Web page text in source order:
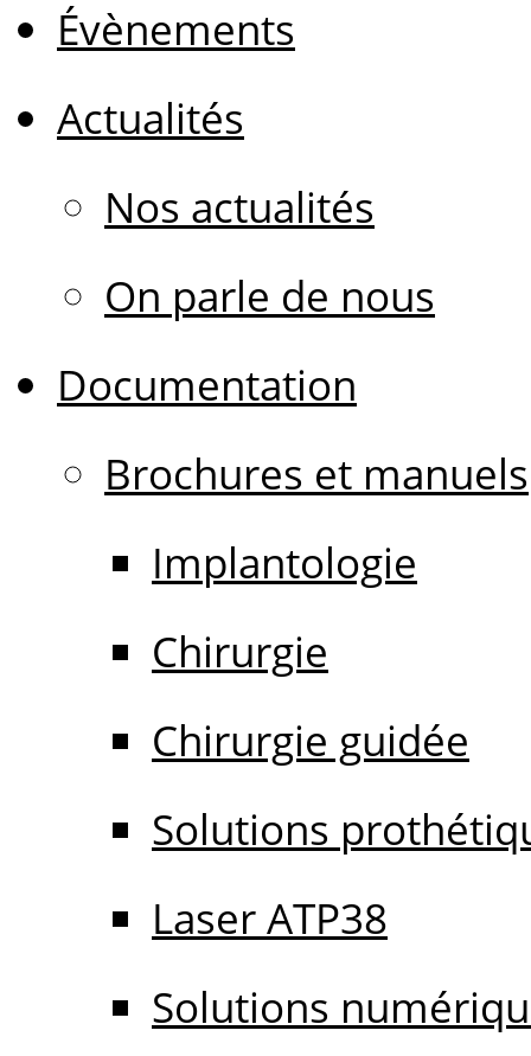
Évènements
Actualités
Nos actualités
On parle de nous
Documentation
Brochures et manuels
Implantologie
Chirurgie
Chirurgie guidée
Solutions
Laser ATP38
Solutions